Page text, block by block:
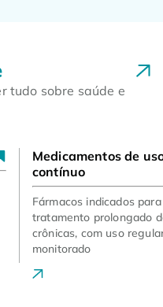
tudo sobre saúde e
Medicamentos de
contínuo
Fármacos indicados
tratamento prolongado
crônicas, com uso
monitorado